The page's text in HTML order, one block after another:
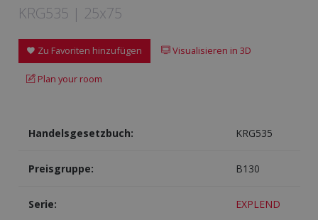
KRG535 | 25x75
Zu Favoriten hinzufügen Visualisieren in 3D
Plan your room
Handelsgesetzbuch: KRG535
Preisgruppe: B130
Serie: EXPLEND